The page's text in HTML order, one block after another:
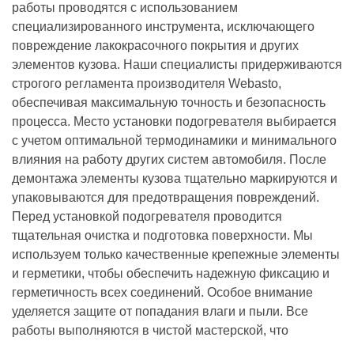
работы проводятся с использованием
специализированного инструмента, исключающего
повреждение лакокрасочного покрытия и других
элементов кузова. Наши специалисты придерживаются
строгого регламента производителя Webasto,
обеспечивая максимальную точность и безопасность
процесса. Место установки подогревателя выбирается
с учетом оптимальной термодинамики и минимального
влияния на работу других систем автомобиля. После
демонтажа элементы кузова тщательно маркируются и
упаковываются для предотвращения повреждений.
Перед установкой подогревателя проводится
тщательная очистка и подготовка поверхности. Мы
используем только качественные крепежные элементы
и герметики, чтобы обеспечить надежную фиксацию и
герметичность всех соединений. Особое внимание
уделяется защите от попадания влаги и пыли. Все
работы выполняются в чистой мастерской, что